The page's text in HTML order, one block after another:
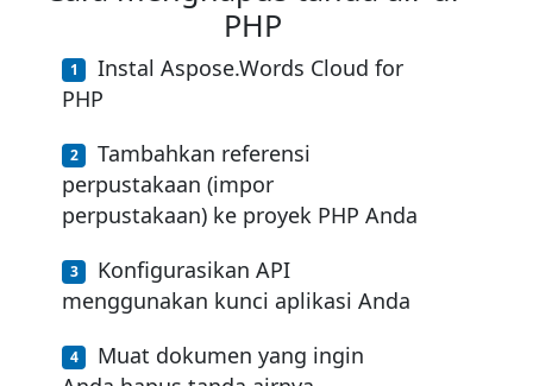
PHP
Instal Aspose.Words Cloud for
PHP
Tambahkan referensi
perpustakaan (impor
perpustakaan) ke proyek PHP Anda
Konfigurasikan API
menggunakan kunci aplikasi Anda
Muat dokumen yang ingin